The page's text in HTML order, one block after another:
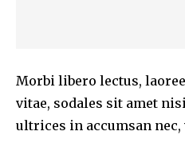
Morbi libero lectus,
vitae, sodales sit amet
ultrices in accumsan